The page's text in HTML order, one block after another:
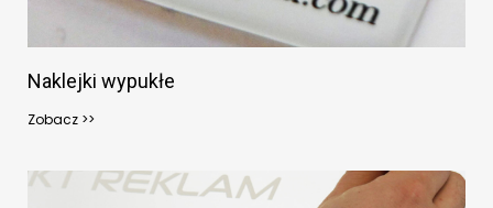
Naklejki wypukłe
Zobacz >>